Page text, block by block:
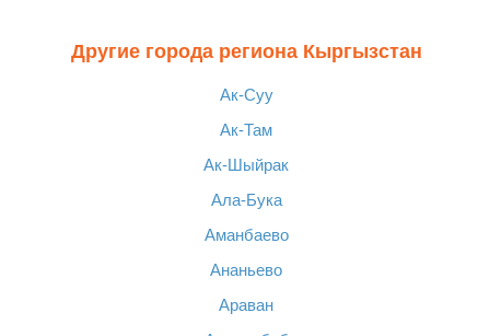
Другие города региона Кыргызстан
Ак-Суу
Ак-Там
Ак-Шыйрак
Ала-Бука
Аманбаево
Ананьево
Араван